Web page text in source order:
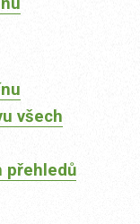
všech
přehledů